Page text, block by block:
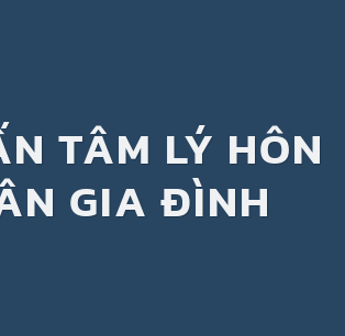
TÂM LÝ HÔN
GIA ĐÌNH